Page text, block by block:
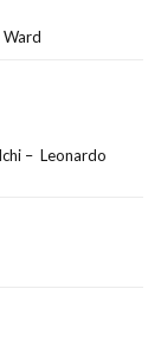
Ward
– Leonardo